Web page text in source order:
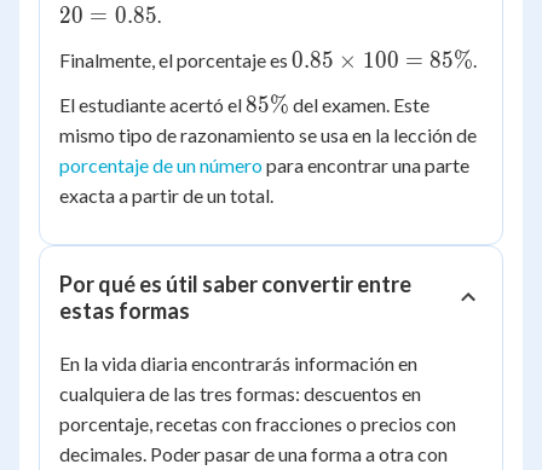
=
0.85
20 = 0.85.
Finalmente, el porcentaje es 0.85
100 =
85\%
0.85 × 100 = 85%.
El estudiante acertó el85\%
85% del examen. Este
mismo tipo de razonamiento se usa en la lección de
porcentaje de un númeropara encontrar una parte
exacta a partir de un total.
Por qué es útil saber convertir entre
estas formas
En la vida diaria encontrarás información en
cualquiera de las tres formas: descuentos en
porcentaje, recetas con fracciones o precios con
decimales. Poder pasar de una forma a otra con